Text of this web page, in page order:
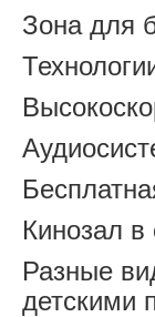
Зона для
Кинозал
Разные
детскими